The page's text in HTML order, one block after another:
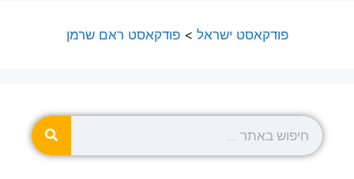
פודקאסט ישראל >פודקאסט ראם שרמן